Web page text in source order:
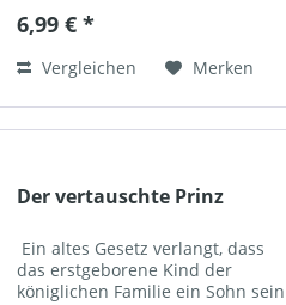
Kammerjungfer die Prinzessin
6,99 € *
Vergleichen Merken
Der vertauschte Prinz
Ein altes Gesetz verlangt, dass
das erstgeborene Kind der
königlichen Familie ein Sohn sein